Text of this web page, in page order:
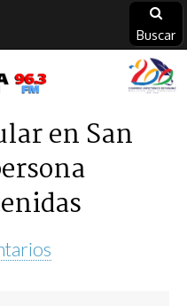
Buscar
en San